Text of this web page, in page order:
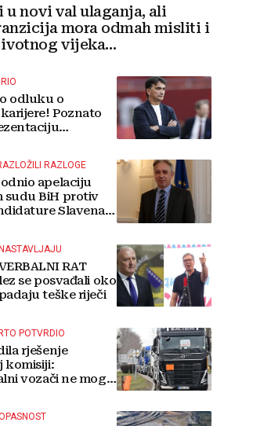
u novi val ulaganja, ali
mora odmah misliti i
vijeka
odluku o
Poznato
RAZLOGE
apelaciju
sudu BiH protiv
Slavena
RAT
se posvađali oko
teške riječi
POTVRDIO
rješenje
komisiji:
vozači ne mogu